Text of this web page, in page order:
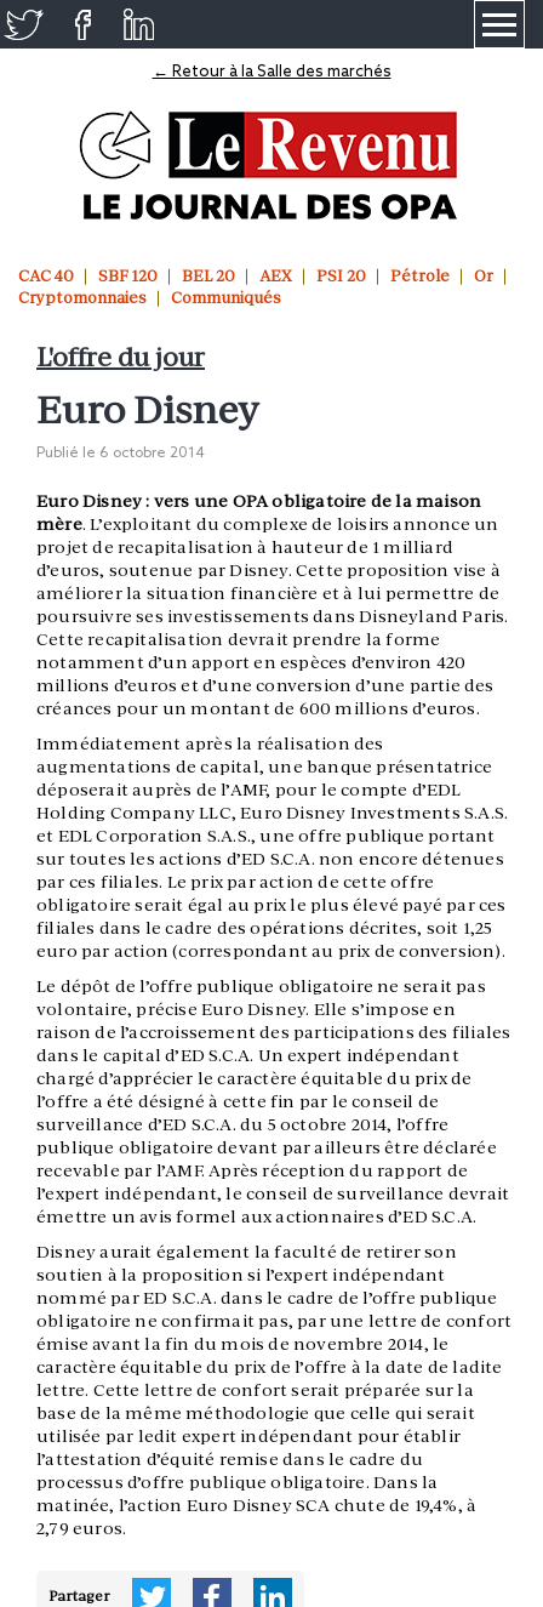
← Retour à la Salle des marchés
CAC 40 SBF 120 BEL 20 AEX PSI 20 Pétrole
Or
Cryptomonnaies
Communiqués
L'offre du jour
Euro Disney
Publié le 6 octobre 2014
Euro Disney : vers une OPA obligatoire de la maison
mère. L’exploitant du complexe de loisirs annonce un
projet de recapitalisation à hauteur de 1 milliard
d’euros, soutenue par Disney. Cette proposition vise à
améliorer la situation financière et à lui permettre de
poursuivre ses investissements dans Disneyland Paris.
Cette recapitalisation devrait prendre la forme
notamment d’un apport en espèces d’environ 420
millions d’euros et d’une conversion d’une partie des
créances pour un montant de 600 millions d’euros.
Immédiatement après la réalisation des
augmentations de capital, une banque présentatrice
déposerait auprès de l’AMF, pour le compte d’EDL
Holding Company LLC, Euro Disney Investments S.A.S.
et EDL Corporation S.A.S., une offre publique portant
sur toutes les actions d’ED S.C.A. non encore détenues
par ces filiales. Le prix par action de cette offre
obligatoire serait égal au prix le plus élevé payé par ces
filiales dans le cadre des opérations décrites, soit 1,25
euro par action (correspondant au prix de conversion).
Le dépôt de l’offre publique obligatoire ne serait pas
volontaire, précise Euro Disney. Elle s’impose en
raison de l’accroissement des participations des filiales
dans le capital d’ED S.C.A. Un expert indépendant
chargé d’apprécier le caractère équitable du prix de
l’offre a été désigné à cette fin par le conseil de
surveillance d’ED S.C.A. du 5 octobre 2014, l’offre
publique obligatoire devant par ailleurs être déclarée
recevable par l’AMF. Après réception du rapport de
l’expert indépendant, le conseil de surveillance devrait
émettre un avis formel aux actionnaires d’ED S.C.A.
Disney aurait également la faculté de retirer son
soutien à la proposition si l’expert indépendant
nommé par ED S.C.A. dans le cadre de l’offre publique
obligatoire ne confirmait pas, par une lettre de confort
émise avant la fin du mois de novembre 2014, le
caractère équitable du prix de l’offre à la date de ladite
lettre. Cette lettre de confort serait préparée sur la
base de la même méthodologie que celle qui serait
utilisée par ledit expert indépendant pour établir
l’attestation d’équité remise dans le cadre du
processus d’offre publique obligatoire. Dans la
matinée, l’action Euro Disney SCA chute de 19,4%, à
2,79 euros.
Partager